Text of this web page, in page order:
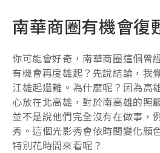
南華商圈有機會復
你可能會好奇，南華商圈這個曾
有機會再度雄起？先說結論，我
江雄起還難。為什麼呢？因為高
心放在北高雄，對於南高雄的照
並不是說他們完全沒有在做事，
秀。這個光影秀會依時間變化顏
特別花時間來看呢？